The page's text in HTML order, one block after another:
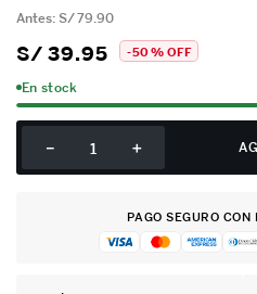
S/79.90
S/ 39.95 -50 % OFF
En stock
＋
－
PAGO SEGURO